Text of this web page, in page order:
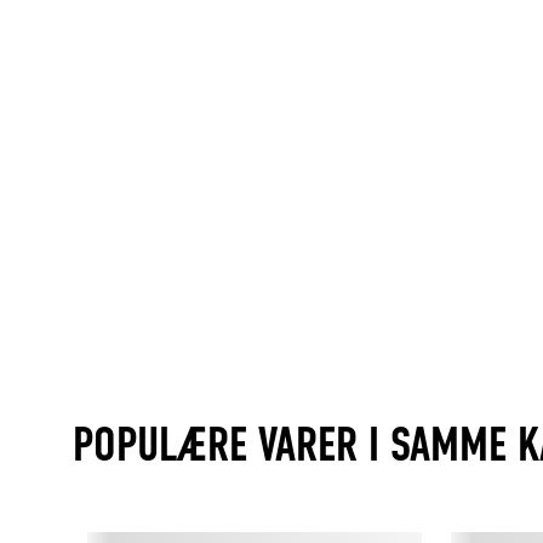
POPULÆRE VARER I SAMME